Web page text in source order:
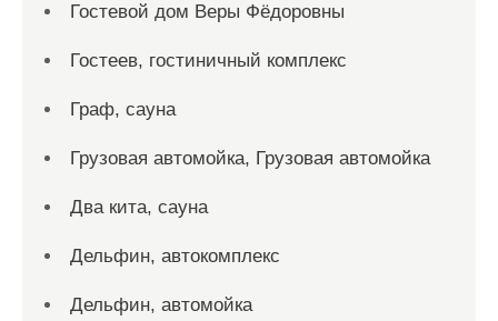
Гостевой дом Веры Фёдоровны
Гостеев, гостиничный комплекс
Граф, сауна
Грузовая автомойка, Грузовая автомойка
Два кита, сауна
Дельфин, автокомплекс
Дельфин, автомойка